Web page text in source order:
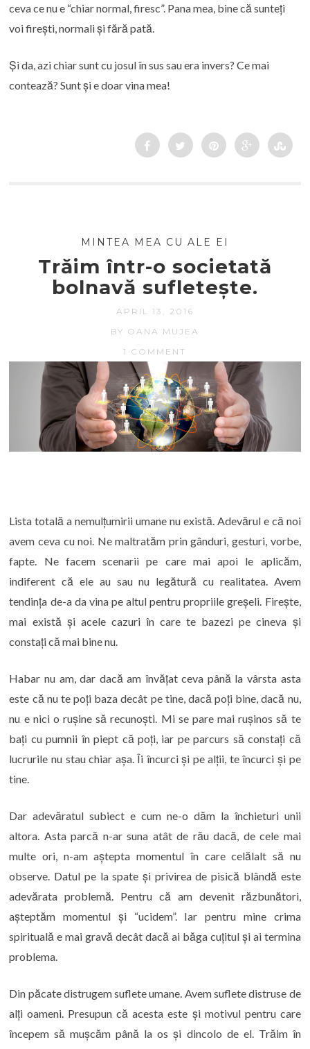
ceva ce nu e “chiar normal, firesc”. Pana mea, bine că sunteți
voi firești, normali și fără pată.
Și da, azi chiar sunt cu josul în sus sau era invers? Ce mai
contează? Sunt și e doar vina mea!
MINTEA MEA CU ALE EI
Trăim într-o societată
bolnavă sufletește.
APRIL 13, 2016
BY OANA MUJEA
1 COMMENT
Lista totală a nemulțumirii umane nu există. Adevărul e că noi
avem ceva cu noi. Ne maltratăm prin gânduri, gesturi, vorbe,
fapte. Ne facem scenarii pe care mai apoi le aplicăm,
indiferent că ele au sau nu legătură cu realitatea. Avem
tendința de-a da vina pe altul pentru propriile greșeli. Firește,
mai există și acele cazuri în care te bazezi pe cineva și
constați că mai bine nu.
Habar nu am, dar dacă am învățat ceva până la vârsta asta
este că nu te poți baza decât pe tine, dacă poți bine, dacă nu,
nu e nici o rușine să recunoști. Mi se pare mai rușinos să te
bați cu pumnii în piept că poți, iar pe parcurs să constați că
lucrurile nu stau chiar așa. Îi încurci și pe alții, te încurci și pe
tine.
Dar adevăratul subiect e cum ne-o dăm la închieturi unii
altora. Asta parcă n-ar suna atât de rău dacă, de cele mai
multe ori, n-am aștepta momentul în care celălalt să nu
observe. Datul pe la spate și privirea de pisică blândă este
adevărata problemă. Pentru că am devenit răzbunători,
așteptăm momentul și “ucidem”. Iar pentru mine crima
spirituală e mai gravă decât dacă ai băga cuțitul și ai termina
problema.
Din păcate distrugem suflete umane. Avem suflete distruse de
alți oameni. Presupun că acesta este și motivul pentru care
începem să mușcăm până la os și dincolo de el. Trăim în